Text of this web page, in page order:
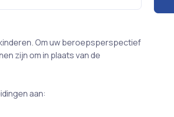
Om uw beroepsperspectief
zijn om in plaats van de
aan: